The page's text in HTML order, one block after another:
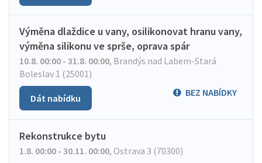
Výměna dlaždice u vany, osilikonovat hranu vany,
výměna silikonu ve sprše, oprava spár
10.8. 00:00 - 31.8. 00:00, Brandýs nad Labem-Stará
Boleslav 1 (25001)
BEZ NABÍDKY
Dát nabídku
Rekonstrukce bytu
1.8. 00:00 - 30.11. 00:00, Ostrava 3 (70300)